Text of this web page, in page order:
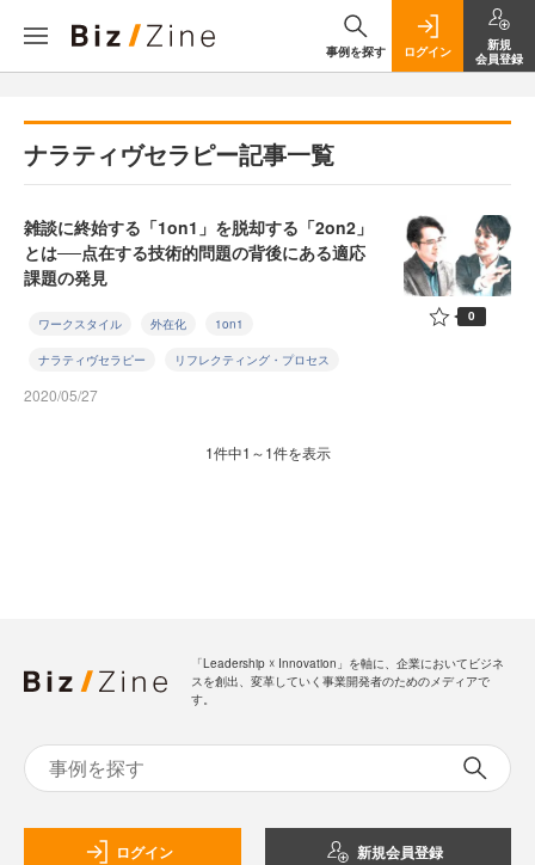
事例を探す ログイン
新規
会員登録
ナラティヴセラピー記事一覧
雑談に終始する「1on1」を脱却する「2on2」
とは──点在する技術的問題の背後にある適応
課題の発見
ワークスタイル 外在化 1on1
ナラティヴセラピー リフレクティング・プロセス
2020/05/27
0
1件中1～1件を表示
「Leadership ☓ Innovation」を軸に、企業においてビジネ
スを創出、変革していく事業開発者のためのメディアで
す。
ログイン 新規会員登録